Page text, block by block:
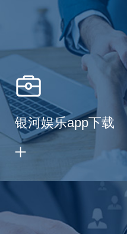
银河娱乐app下载